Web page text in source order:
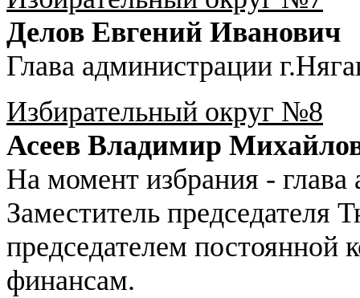
Делов Евгений Иванович
Глава администрации
Избирательный округ №8
Асеев Владимир
На момент избрания - глава
Заместитель
председателем постоянной
финансам.